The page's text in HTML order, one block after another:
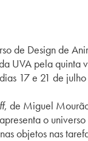
de Design de
UVA pela quinta
17 e 21 de
, de Miguel
o
objetos nas